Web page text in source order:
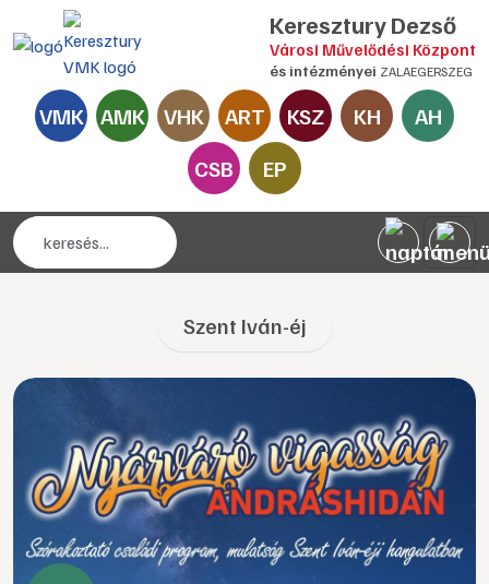
Keresztury Dezső
Városi Művelődési Központ
és intézményei ZALAEGERSZEG
VMK AMK VHK ART KSZ KH
AH
CSB
EP
Szent Iván-éj